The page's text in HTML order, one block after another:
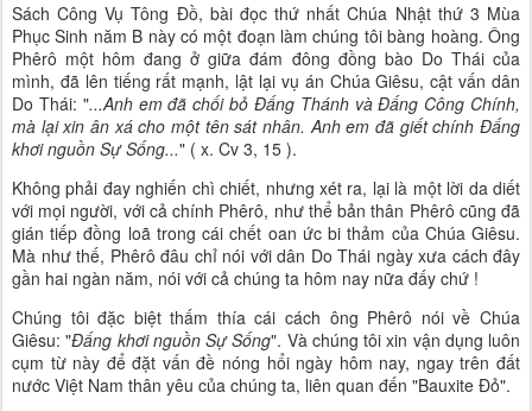
Sách Công Vụ Tông Đồ, bài đọc thứ nhất Chúa Nhật thứ 3 Mùa
Phục Sinh năm B này có một đoạn làm chúng tôi bàng hoàng. Ông
Phêrô một hôm đang ở giữa đám đông đồng bào Do Thái của
mình, đã lên tiếng rất mạnh, lật lại vụ án Chúa Giêsu, cật vấn dân
Do Thái: "...Anh em đã chối bỏ Đấng Thánh và Đấng Công Chính,
mà lại xin ân xá cho một tên sát nhân. Anh em đã giết chính Đấng
khơi nguồn Sự Sống..." ( x. Cv 3, 15 ).
Không phải đay nghiến chì chiết, nhưng xét ra, lại là một lời da diết
với mọi người, với cả chính Phêrô, như thể bản thân Phêrô cũng đã
gián tiếp đồng loã trong cái chết oan ức bi thảm của Chúa Giêsu.
Mà như thế, Phêrô đâu chỉ nói với dân Do Thái ngày xưa cách đây
gần hai ngàn năm, nói với cả chúng ta hôm nay nữa đấy chứ !
Chúng tôi đặc biệt thấm thía cái cách ông Phêrô nói về Chúa
Giêsu: "Đấng khơi nguồn Sự Sống". Và chúng tôi xin vận dụng luôn
cụm từ này để đặt vấn đề nóng hổi ngày hôm nay, ngay trên đất
nước Việt Nam thân yêu của chúng ta, liên quan đến "Bauxite Đỏ".